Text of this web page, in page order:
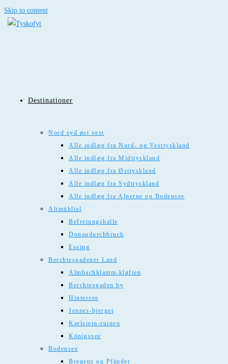
Skip to content
Destinationer
Nord syd øst vest
Alle indlæg fra Nord- og Vesttyskland
Alle indlæg fra Midttyskland
Alle indlæg fra Østtyskland
Alle indlæg fra Sydttyskland
Alle indlæg fra Alperne og Bodensee
Altmühltal
Befreiungshalle
Donaudurchbruch
Essing
Berchtesgadener Land
Almbachklamm-kløften
Berchtesgaden by
Hintersee
Jenner-bjerget
Karlstein-ruinen
Königssee
Bodensee
Bregenz og Pfänder